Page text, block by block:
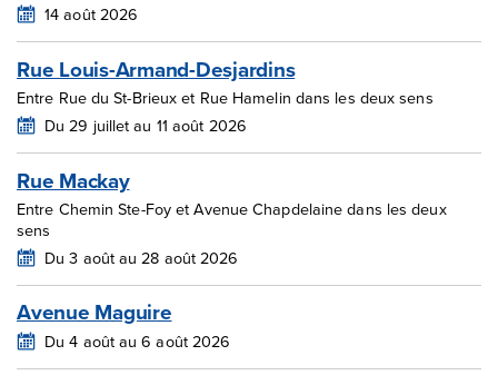
14 août 2026
Rue Louis-Armand-Desjardins
Entre Rue du St-Brieux et Rue Hamelin dans les deux sens
Du 29 juillet au 11 août 2026
Rue Mackay
Entre Chemin Ste-Foy et Avenue Chapdelaine dans les deux
sens
Du 3 août au 28 août 2026
Avenue Maguire
Du 4 août au 6 août 2026